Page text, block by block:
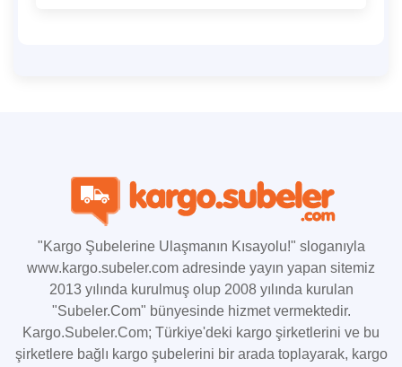
"Kargo Şubelerine Ulaşmanın Kısayolu!" sloganıyla
www.kargo.subeler.com adresinde yayın yapan sitemiz
2013 yılında kurulmuş olup 2008 yılında kurulan
"Subeler.Com" bünyesinde hizmet vermektedir.
Kargo.Subeler.Com; Türkiye'deki kargo şirketlerini ve bu
şirketlere bağlı kargo şubelerini bir arada toplayarak, kargo